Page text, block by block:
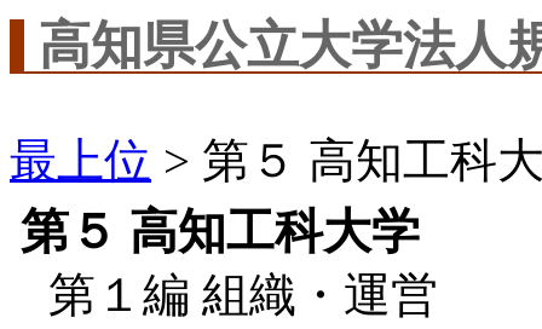
高知県公立大学法人
最上位 > 第５ 高知工科
第５ 高知工科大学
第１編 組織・運営